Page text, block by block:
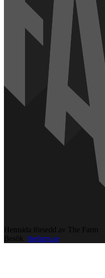
Hemsida försedd av The Farm
Besök thefarm.se